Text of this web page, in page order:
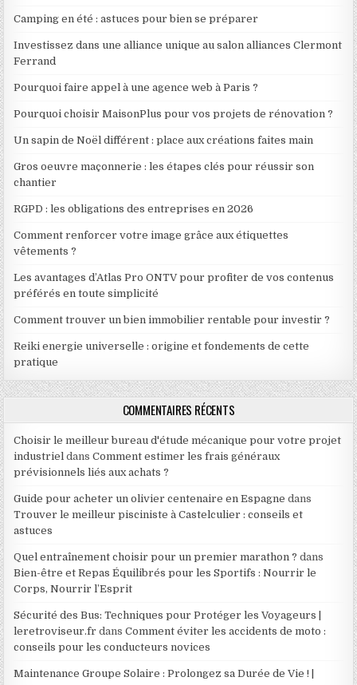
Camping en été : astuces pour bien se préparer
Investissez dans une alliance unique au salon alliances Clermont
Ferrand
Pourquoi faire appel à une agence web à Paris ?
Pourquoi choisir MaisonPlus pour vos projets de rénovation ?
Un sapin de Noël différent : place aux créations faites main
Gros oeuvre maçonnerie : les étapes clés pour réussir son
chantier
RGPD : les obligations des entreprises en 2026
Comment renforcer votre image grâce aux étiquettes
vêtements ?
Les avantages d’Atlas Pro ONTV pour profiter de vos contenus
préférés en toute simplicité
Comment trouver un bien immobilier rentable pour investir ?
Reiki energie universelle : origine et fondements de cette
pratique
COMMENTAIRES RÉCENTS
Choisir le meilleur bureau d'étude mécanique pour votre projet
industriel dansComment estimer les frais généraux
prévisionnels liés aux achats ?
Guide pour acheter un olivier centenaire en Espagne dans
Trouver le meilleur pisciniste à Castelculier : conseils et
astuces
Quel entraînement choisir pour un premier marathon ? dans
Bien-être et Repas Équilibrés pour les Sportifs : Nourrir le
Corps, Nourrir l’Esprit
Sécurité des Bus: Techniques pour Protéger les Voyageurs |
leretroviseur.fr dansComment éviter les accidents de moto :
conseils pour les conducteurs novices
Maintenance Groupe Solaire : Prolongez sa Durée de Vie ! |